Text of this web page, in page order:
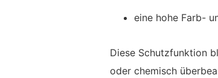
eine hohe Farb-
Diese Schutzfunktion
oder chemisch